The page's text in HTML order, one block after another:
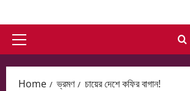
to
contentPrimary
Home ভ্রমণ চায়ের দেশে কফির বাগান!